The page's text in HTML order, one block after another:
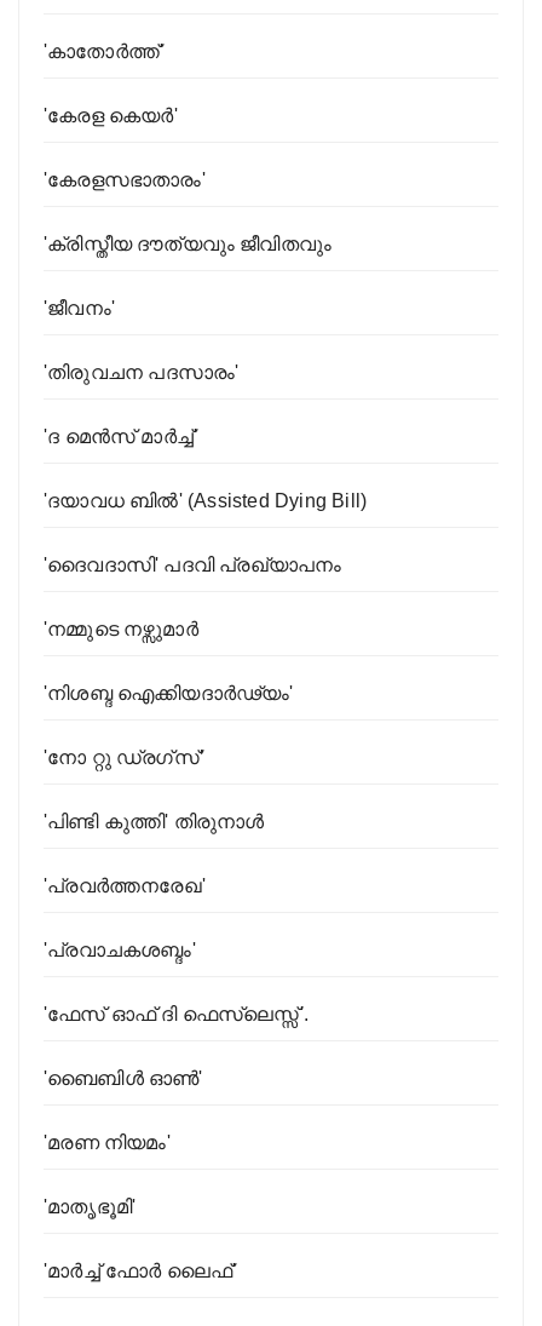
'കാതോര്‍ത്ത്'
'കേരള കെയര്‍'
'കേരളസഭാതാരം'
'ക്രിസ്തീയ ദൗത്യവും ജീവിതവും
'ജീവനം'
'തിരുവചന പദസാരം'
'ദ മെൻസ് മാർച്ച്'
'ദയാവധ ബിൽ' (Assisted Dying Bill)
'ദൈവദാസി' പദവി പ്രഖ്യാപനം
'നമ്മുടെ നഴ്സുമാർ
'നിശബ്ദ ഐക്കിയദാർഢ്യം'
'നോ റ്റു ഡ്രഗ്സ്’
'പിണ്ടി കുത്തി' തിരുനാള്‍
'പ്രവര്‍ത്തനരേഖ'
'പ്രവാചകശബ്ദം'
'ഫേസ് ഓഫ് ദി ഫെസ്‌ലെസ്സ്'.
'ബൈബിൾ ഓൺ'
'മരണ നിയമം'
'മാതൃഭൂമി'
'മാർച്ച് ഫോർ ലൈഫ്'